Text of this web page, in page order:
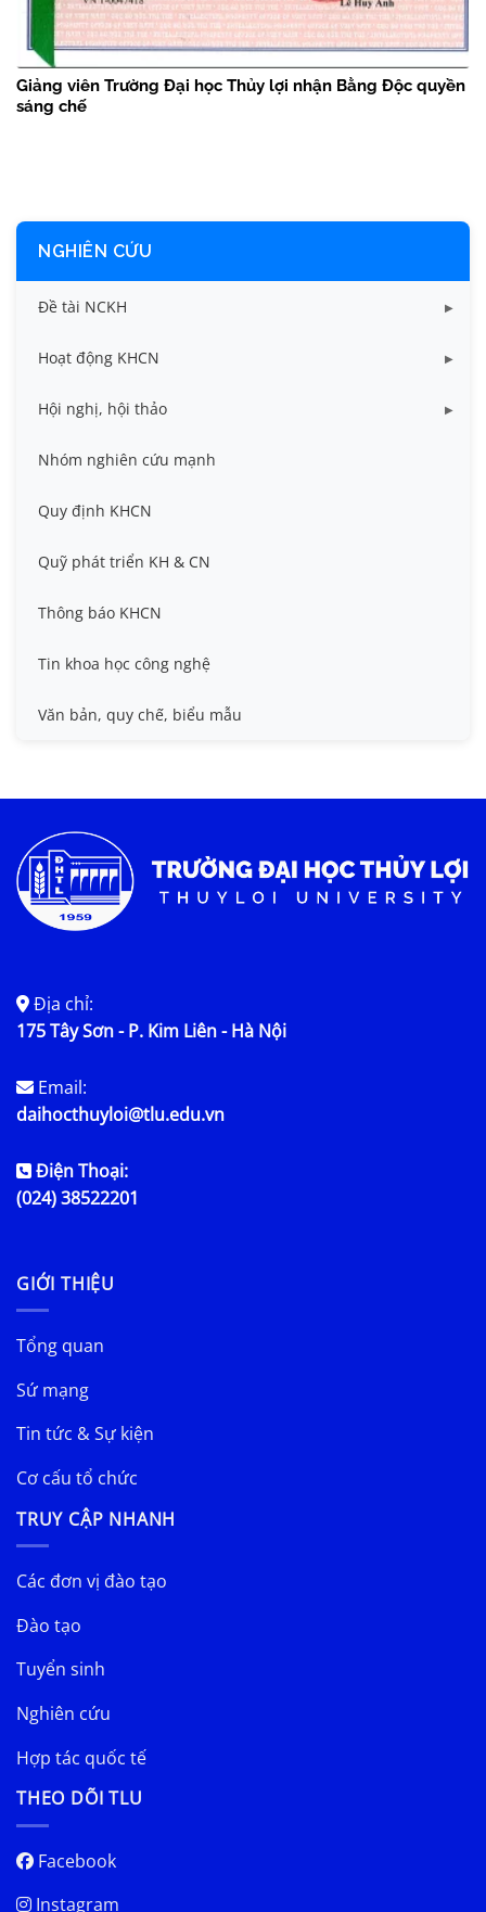
Giảng viên Trường Đại học Thủy lợi nhận Bằng Độc quyền
sáng chế
NGHIÊN CỨU
Đề tài NCKH
Dữ liệu Đề tài cấp Bộ
Dữ liệu Đề tài cấp Cơ sở
Hoạt động KHCN
Công bố khoa học
Đề tài cấp Bộ, Thành phố
Hội nghị, hội thảo
Hội nghị khoa học thường niên
Hội nghị Khoa học sinh viên
Hội nghị quốc tế và hội nghị khác
Nhóm nghiên cứu mạnh
Quy định KHCN
Quỹ phát triển KH & CN
Thông báo KHCN
Tin khoa học công nghệ
Văn bản, quy chế, biểu mẫu
Địa chỉ:
175 Tây Sơn - P. Kim Liên - Hà Nội
Email:
daihocthuyloi@tlu.edu.vn
Điện Thoại:
(024) 38522201
GIỚI THIỆU
Tổng quan
Sứ mạng
Tin tức & Sự kiện
Cơ cấu tổ chức
TRUY CẬP NHANH
Các đơn vị đào tạo
Đào tạo
Tuyển sinh
Nghiên cứu
Hợp tác quốc tế
THEO DÕI TLU
Facebook
Instagram